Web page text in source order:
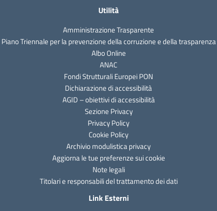
Utilità
Amministrazione Trasparente
Piano Triennale per la prevenzione della corruzione e della trasparenza
Albo Online
ANAC
Fondi Strutturali Europei PON
Dichiarazione di accessibilità
AGID – obiettivi di accessibilità
Sezione Privacy
Privacy Policy
Cookie Policy
Archivio modulistica privacy
Aggiorna le tue preferenze sui cookie
Note legali
Titolari e responsabili del trattamento dei dati
Link Esterni